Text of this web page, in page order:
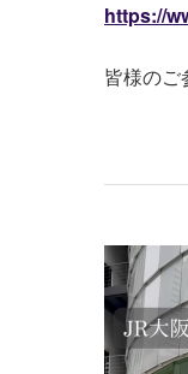
https://
皆様のご